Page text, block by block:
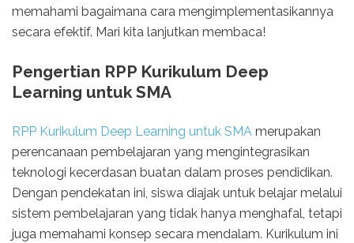
memahami bagaimana cara mengimplementasikannya
secara efektif. Mari kita lanjutkan membaca!
Pengertian RPP Kurikulum Deep
Learning untuk SMA
RPP Kurikulum Deep Learning untuk SMA merupakan
perencanaan pembelajaran yang mengintegrasikan
teknologi kecerdasan buatan dalam proses pendidikan.
Dengan pendekatan ini, siswa diajak untuk belajar melalui
sistem pembelajaran yang tidak hanya menghafal, tetapi
juga memahami konsep secara mendalam. Kurikulum ini